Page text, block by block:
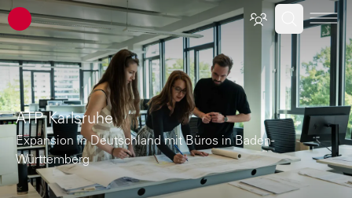
ATP Architekten Ingenieure
ATP Karlsruhe
Expansion in Deutschland mit Büros in Baden-
Württemberg